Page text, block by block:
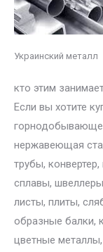
Украинский металл
кто этим
Если вы хотите
нержавеющая
трубы,
сплавы,
листы, плиты,
образные балки,
цветные